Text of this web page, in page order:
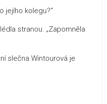
jejího kolegu?“
stranou. „Zapomněla
slečna Wintourová je